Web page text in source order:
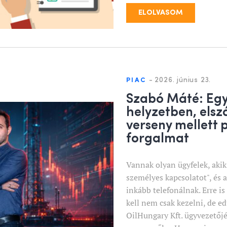
ELOLVASOM
PIAC - 2026. június 23.
Szabó Máté:
helyzetben,
verseny mellett
forgalmat
Vannak olyan ügyfelek,
személyes kapcsolatot", és
inkább telefonálnak. Erre
kell nem csak kezelni, de
OilHungary Kft.